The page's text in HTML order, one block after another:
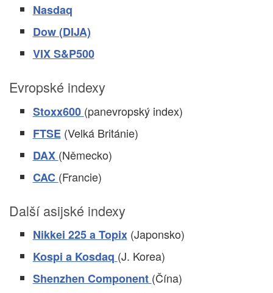
Nasdaq
Dow (DIJA)
VIX S&P500
Evropské indexy
Stoxx600 (panevropský index)
FTSE(Velká Británie)
DAX (Německo)
CAC (Francie)
Další asijské indexy
Nikkei 225 a Topix(Japonsko)
Kospi a Kosdaq (J. Korea)
Shenzhen Component (Čína)